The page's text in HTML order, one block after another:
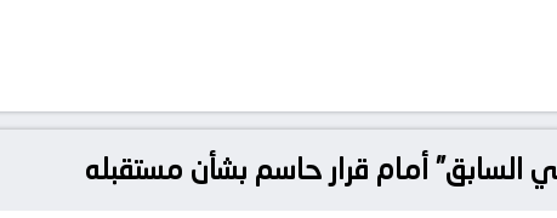
أمام قرار حاسم بشأن مستقبله